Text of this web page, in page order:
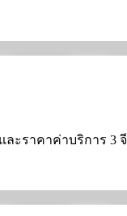
ะราคาค่าบริการ 3 จี